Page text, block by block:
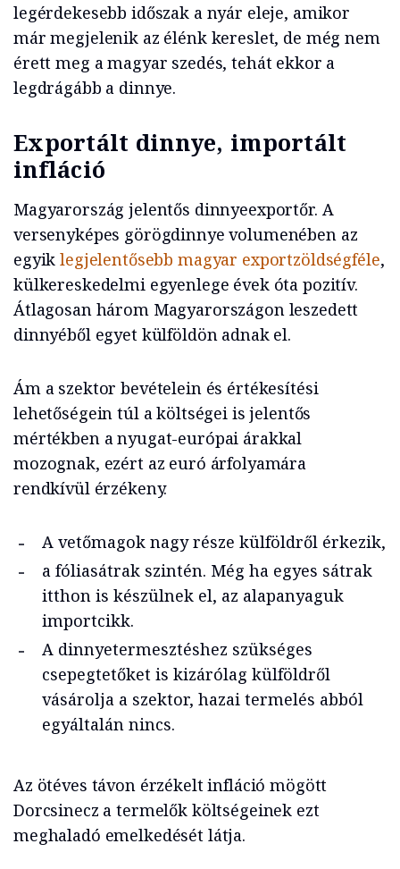
legérdekesebb időszak a nyár eleje, amikor
már megjelenik az élénk kereslet, de még nem
érett meg a magyar szedés, tehát ekkor a
legdrágább a dinnye.
Exportált dinnye, importált
infláció
Magyarország jelentős dinnyeexportőr. A
versenyképes görögdinnye volumenében az
egyiklegjelentősebb magyar exportzöldségféle,
külkereskedelmi egyenlege évek óta pozitív.
Átlagosan három Magyarországon leszedett
dinnyéből egyet külföldön adnak el.
Ám a szektor bevételein és értékesítési
lehetőségein túl a költségei is jelentős
mértékben a nyugat-európai árakkal
mozognak, ezért az euró árfolyamára
rendkívül érzékeny.
A vetőmagok nagy része külföldről érkezik,
a fóliasátrak szintén. Még ha egyes sátrak
itthon is készülnek el, az alapanyaguk
importcikk.
A dinnyetermesztéshez szükséges
csepegtetőket is kizárólag külföldről
vásárolja a szektor, hazai termelés abból
egyáltalán nincs.
Az ötéves távon érzékelt infláció mögött
Dorcsinecz a termelők költségeinek ezt
meghaladó emelkedését látja.